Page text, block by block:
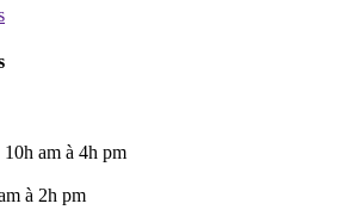
am à 4h pm
à 2h pm